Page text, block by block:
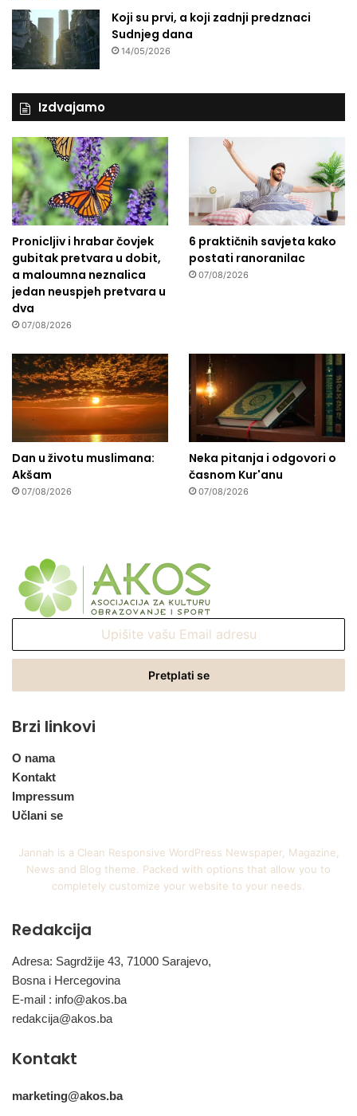
Koji su prvi, a koji zadnji predznaci
Sudnjeg dana
14/05/2026
Izdvajamo
Pronicljiv i hrabar čovjek
gubitak pretvara u dobit,
a maloumna neznalica
jedan neuspjeh pretvara u
dva
07/08/2026
6 praktičnih savjeta kako
postati ranoranilac
07/08/2026
Dan u životu muslimana:
Akšam
07/08/2026
Neka pitanja i odgovori o
časnom Kur'anu
07/08/2026
Email
Brzi linkovi
O nama
Kontakt
Impressum
Učlani se
Jannah is a Clean Responsive WordPress Newspaper, Magazine,
News and Blog theme. Packed with options that allow you to
completely customize your website to your needs.
Redakcija
Adresa: Sagrdžije 43, 71000 Sarajevo,
Bosna i Hercegovina
E-mail : info@akos.ba
redakcija@akos.ba
Kontakt
marketing@akos.ba